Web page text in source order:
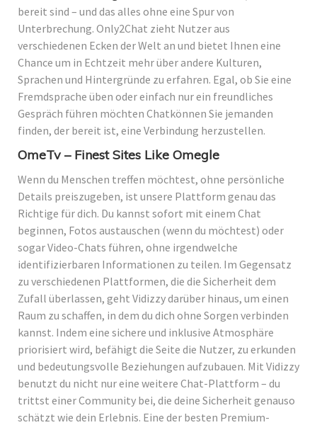
bereit sind – und das alles ohne eine Spur von
Unterbrechung. Only2Chat zieht Nutzer aus
verschiedenen Ecken der Welt an und bietet Ihnen eine
Chance um in Echtzeit mehr über andere Kulturen,
Sprachen und Hintergründe zu erfahren. Egal, ob Sie eine
Fremdsprache üben oder einfach nur ein freundliches
Gespräch führen möchten Chatkönnen Sie jemanden
finden, der bereit ist, eine Verbindung herzustellen.
OmeTv – Finest Sites Like Omegle
Wenn du Menschen treffen möchtest, ohne persönliche
Details preiszugeben, ist unsere Plattform genau das
Richtige für dich. Du kannst sofort mit einem Chat
beginnen, Fotos austauschen (wenn du möchtest) oder
sogar Video-Chats führen, ohne irgendwelche
identifizierbaren Informationen zu teilen. Im Gegensatz
zu verschiedenen Plattformen, die die Sicherheit dem
Zufall überlassen, geht Vidizzy darüber hinaus, um einen
Raum zu schaffen, in dem du dich ohne Sorgen verbinden
kannst. Indem eine sichere und inklusive Atmosphäre
priorisiert wird, befähigt die Seite die Nutzer, zu erkunden
und bedeutungsvolle Beziehungen aufzubauen. Mit Vidizzy
benutzt du nicht nur eine weitere Chat-Plattform – du
trittst einer Community bei, die deine Sicherheit genauso
schätzt wie dein Erlebnis. Eine der besten Premium-